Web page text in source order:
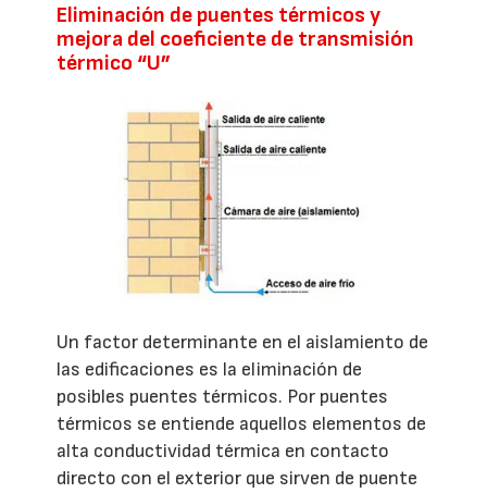
Eliminación de puentes térmicos y
mejora del coeficiente de transmisión
térmico “U”
Un factor determinante en el aislamiento de
las edificaciones es la eliminación de
posibles puentes térmicos. Por puentes
térmicos se entiende aquellos elementos de
alta conductividad térmica en contacto
directo con el exterior que sirven de puente